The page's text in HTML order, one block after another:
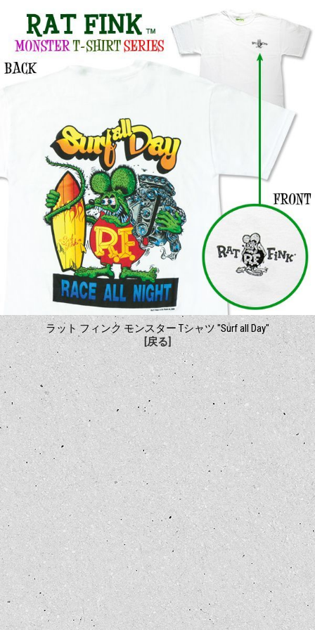
ラット フィンク モンスター Tシャツ "Surf all Day"
[戻る]